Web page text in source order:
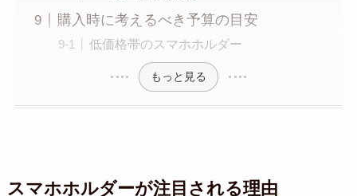
購入時に考えるべき予算の目安
低価格帯のスマホホルダー
もっと見る
スマホホルダーが注目される理由